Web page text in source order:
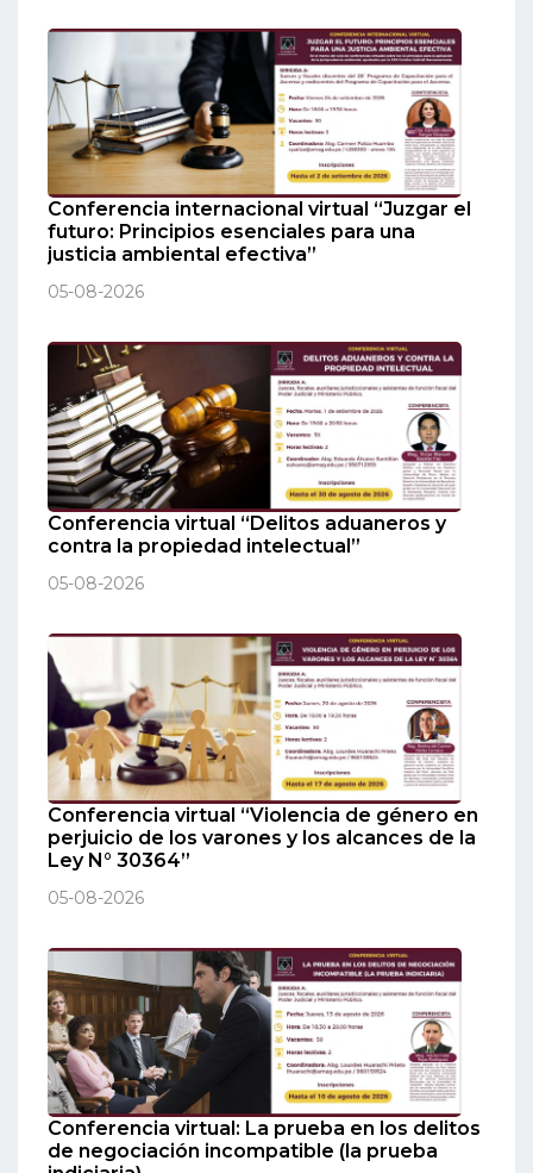
Conferencia internacional virtual “Juzgar el
futuro: Principios esenciales para una
justicia ambiental efectiva”
05-08-2026
Conferencia virtual “Delitos aduaneros y
contra la propiedad intelectual”
05-08-2026
Conferencia virtual “Violencia de género en
perjuicio de los varones y los alcances de la
Ley N° 30364”
05-08-2026
Conferencia virtual: La prueba en los delitos
de negociación incompatible (la prueba